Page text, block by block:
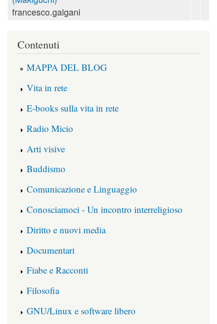
francesco.galgani
Contenuti
MAPPA DEL BLOG
Vita in rete
E-books sulla vita in rete
Radio Micio
Arti visive
Buddismo
Comunicazione e Linguaggio
Conosciamoci - Un incontro interreligioso
Diritto e nuovi media
Documentari
Fiabe e Racconti
Filosofia
GNU/Linux e software libero